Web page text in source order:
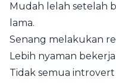
Mudah lelah setelah
lama.
Senang melakukan
Lebih nyaman
Tidak semua